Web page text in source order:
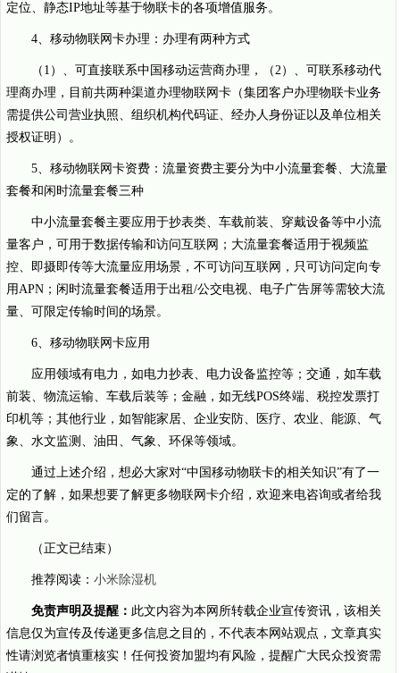
定位、静态IP地址等基于物联卡的各项增值服务。
4、移动物联网卡办理：办理有两种方式
（1）、可直接联系中国移动运营商办理，（2）、可联系移动代
理商办理，目前共两种渠道办理物联网卡（集团客户办理物联卡业务
需提供公司营业执照、组织机构代码证、经办人身份证以及单位相关
授权证明）。
5、移动物联网卡资费：流量资费主要分为中小流量套餐、大流量
套餐和闲时流量套餐三种
中小流量套餐主要应用于抄表类、车载前装、穿戴设备等中小流
量客户，可用于数据传输和访问互联网；大流量套餐适用于视频监
控、即摄即传等大流量应用场景，不可访问互联网，只可访问定向专
用APN；闲时流量套餐适用于出租/公交电视、电子广告屏等需较大流
量、可限定传输时间的场景。
6、移动物联网卡应用
应用领域有电力，如电力抄表、电力设备监控等；交通，如车载
前装、物流运输、车载后装等；金融，如无线POS终端、税控发票打
印机等；其他行业，如智能家居、企业安防、医疗、农业、能源、气
象、水文监测、油田、气象、环保等领域。
通过上述介绍，想必大家对“中国移动物联卡的相关知识”有了一
定的了解，如果想要了解更多物联网卡介绍，欢迎来电咨询或者给我
们留言。
（正文已结束）
推荐阅读： 小米除湿机
免责声明及提醒： 此文内容为本网所转载企业宣传资讯，该相关
信息仅为宣传及传递更多信息之目的，不代表本网站观点，文章真实
性请浏览者慎重核实！任何投资加盟均有风险，提醒广大民众投资需